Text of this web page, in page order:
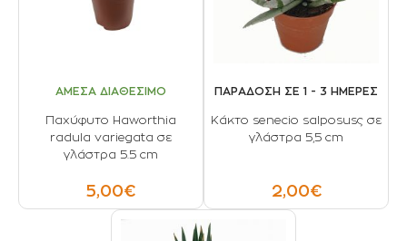
ΑΜΕΣΑ ΔΙΑΘΕΣΙΜΟ
Παχύφυτο Haworthia
radula variegata σε
γλάστρα 5.5 cm
5,00€
ΠΑΡΑΔΟΣΗ ΣΕ 1 - 3 ΗΜΕΡΕΣ
Κάκτο senecio salposusς σε
γλάστρα 5,5 cm
2,00€